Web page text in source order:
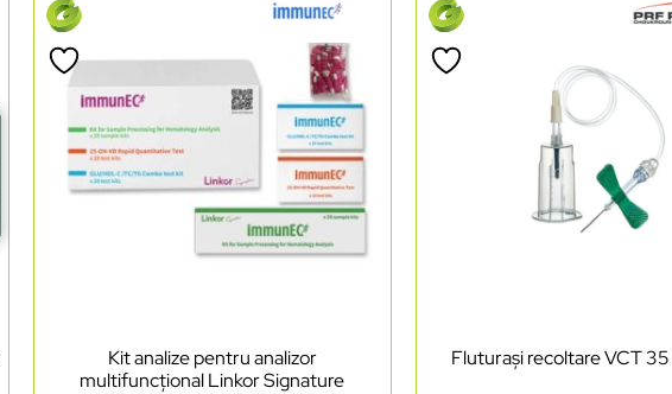
Kit analize pentru analizor
multifuncțional Linkor Signature
Fluturași recoltare VCT